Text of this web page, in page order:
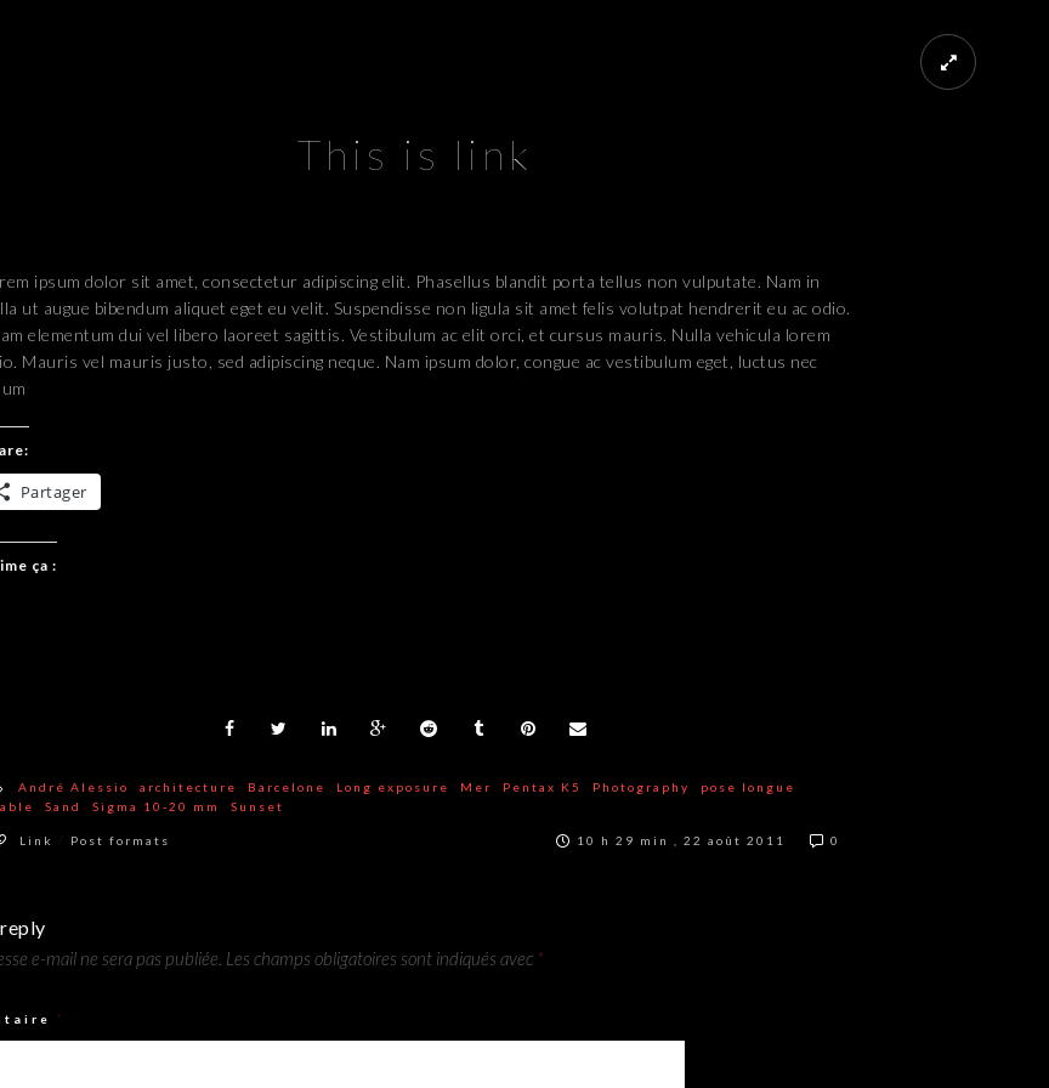
This is link
ipsum dolor sit amet, consectetur adipiscing elit. Phasellus blandit porta tellus non vulputate. Nam in
ut augue bibendum aliquet eget eu velit. Suspendisse non ligula sit amet felis volutpat hendrerit eu ac odio.
elementum dui vel libero laoreet sagittis. Vestibulum ac elit orci, et cursus mauris. Nulla vehicula lorem
Mauris vel mauris justo, sed adipiscing neque. Nam ipsum dolor, congue ac vestibulum eget, luctus nec
Partager
ça :
André Alessio architecture Barcelone Long exposure Mer Pentax K5 Photography
pose longue
Sand Sigma 10-20 mm Sunset
Link Post formats 10 h 29 min , 22 août 2011 0
e-mail ne sera pas publiée. Les champs obligatoires sont indiqués avec *
*